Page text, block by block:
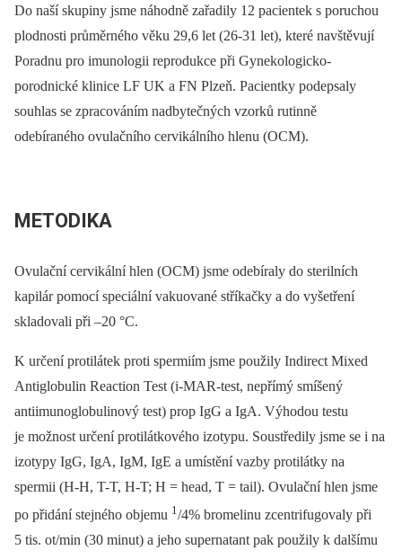
Do naší skupiny jsme náhodně zařadily 12 pacientek s poruchou
plodnosti průměrného věku 29,6 let (26-31 let), které navštěvují
Poradnu pro imunologii reprodukce při Gynekologicko-
porodnické klinice LF UK a FN Plzeň. Pacientky podepsaly
souhlas se zpracováním nadbytečných vzorků rutinně
odebíraného ovulačního cervikálního hlenu (OCM).
METODIKA
Ovulační cervikální hlen (OCM) jsme odebíraly do sterilních
kapilár pomocí speciální vakuované stříkačky a do vyšetření
skladovali při –20 °C.
K určení protilátek proti spermiím jsme použily Indirect Mixed
Antiglobulin Reaction Test (i-MAR-test, nepřímý smíšený
antiimunoglobulinový test) prop IgG a IgA. Výhodou testu
je možnost určení protilátkového izotypu. Soustředily jsme se i na
izotypy IgG, IgA, IgM, IgE a umístění vazby protilátky na
spermii (H-H, T-T, H-T; H = head, T = tail). Ovulační hlen jsme
po přidání stejného objemu 1 /4% bromelinu zcentrifugovaly při
5 tis. ot/min (30 minut) a jeho supernatant pak použily k dalšímu